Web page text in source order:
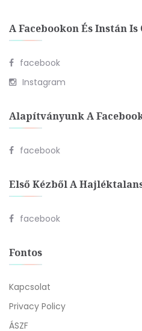
A Facebookon És Instán
facebook
Instagram
Alapítványunk A
facebook
Első Kézből A
facebook
Fontos
Kapcsolat
Privacy Policy
ÁSZF